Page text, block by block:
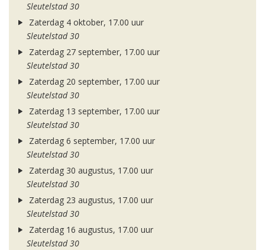
Sleutelstad 30
Zaterdag 4 oktober, 17.00 uur
Sleutelstad 30
Zaterdag 27 september, 17.00 uur
Sleutelstad 30
Zaterdag 20 september, 17.00 uur
Sleutelstad 30
Zaterdag 13 september, 17.00 uur
Sleutelstad 30
Zaterdag 6 september, 17.00 uur
Sleutelstad 30
Zaterdag 30 augustus, 17.00 uur
Sleutelstad 30
Zaterdag 23 augustus, 17.00 uur
Sleutelstad 30
Zaterdag 16 augustus, 17.00 uur
Sleutelstad 30